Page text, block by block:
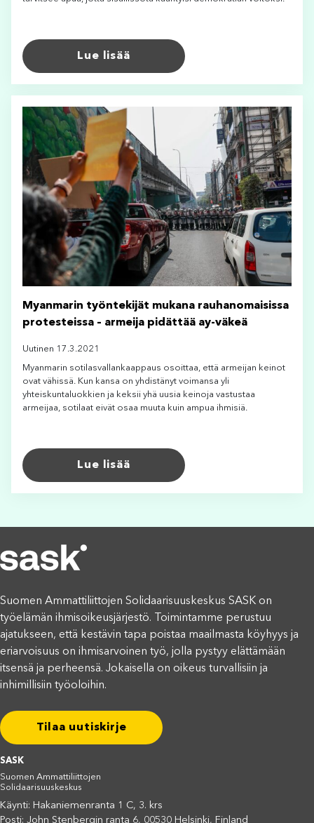
Lue lisää
Myanmarin työntekijät mukana rauhanomaisissa
protesteissa – armeija pidättää ay-väkeä
Uutinen 17.3.2021
Myanmarin sotilasvallankaappaus osoittaa, että armeijan keinot
ovat vähissä. Kun kansa on yhdistänyt voimansa yli
yhteiskuntaluokkien ja keksii yhä uusia keinoja vastustaa
armeijaa, sotilaat eivät osaa muuta kuin ampua ihmisiä.
Lue lisää
Suomen Ammattiliittojen Solidaarisuuskeskus SASK on
työelämän ihmisoikeusjärjestö. Toimintamme perustuu
ajatukseen, että kestävin tapa poistaa maailmasta köyhyys ja
eriarvoisuus on ihmisarvoinen työ, jolla pystyy elättämään
itsensä ja perheensä. Jokaisella on oikeus turvallisiin ja
inhimillisiin työoloihin.
Tilaa uutiskirje
SASK
Suomen Ammattiliittojen
Solidaarisuuskeskus
Käynti: Hakaniemenranta 1 C, 3. krs
Posti: John Stenbergin ranta 6, 00530 Helsinki, Finland